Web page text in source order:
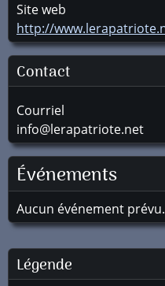
Site web
http://
Contact
Courriel
info@lerapatriote.net
Événements
Aucun événement prévu.
Légende